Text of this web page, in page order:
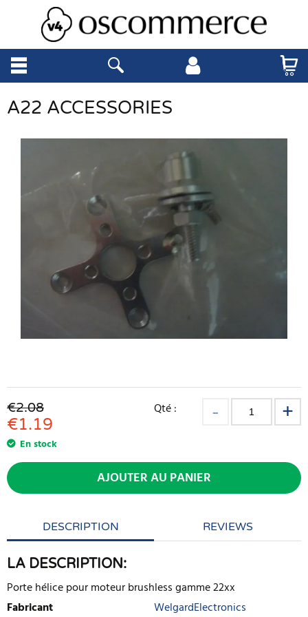
A22 ACCESSORIES
€2.08
€1.19
En stock
Qté :
AJOUTER AU PANIER
DESCRIPTION REVIEWS
LA DESCRIPTION:
Porte hélice pour moteur brushless gamme 22xx
Fabricant
WelgardElectronics